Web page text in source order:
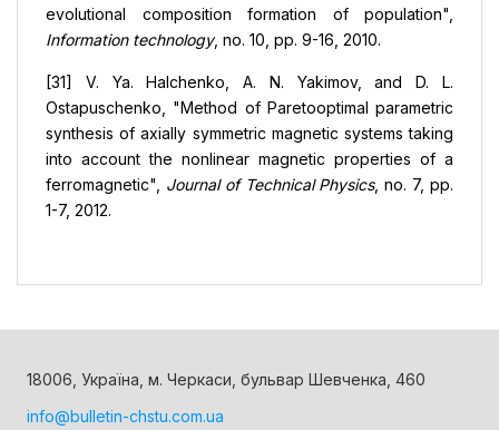
evolutional composition formation of population",
Information technology, no. 10, pp. 9-16, 2010.
[31] V. Ya. Halchenko, A. N. Yakimov, and D. L.
Ostapuschenko, "Method of Paretooptimal parametric
synthesis of axially symmetric magnetic systems taking
into account the nonlinear magnetic properties of a
ferromagnetic", Journal of Technical Physics, no. 7, pp.
1-7, 2012.
18006, Україна, м. Черкаси, бульвар Шевченка, 460
info@bulletin-chstu.com.ua